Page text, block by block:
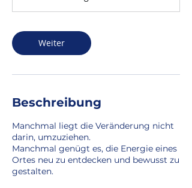
n
Weiter
Beschreibung
Manchmal liegt die Veränderung nicht
darin, umzuziehen.
Manchmal genügt es, die Energie eines
Ortes neu zu entdecken und bewusst zu
gestalten.